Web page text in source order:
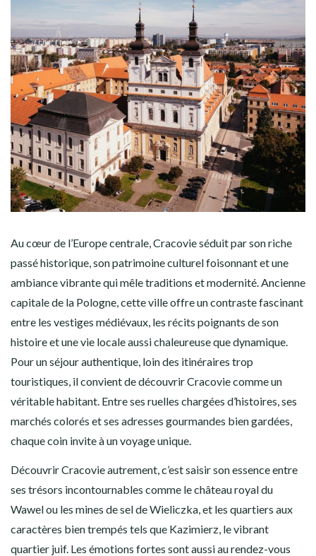
Au cœur de l’Europe centrale, Cracovie séduit par son riche
passé historique, son patrimoine culturel foisonnant et une
ambiance vibrante qui mêle traditions et modernité. Ancienne
capitale de la Pologne, cette ville offre un contraste fascinant
entre les vestiges médiévaux, les récits poignants de son
histoire et une vie locale aussi chaleureuse que dynamique.
Pour un séjour authentique, loin des itinéraires trop
touristiques, il convient de découvrir Cracovie comme un
véritable habitant. Entre ses ruelles chargées d’histoires, ses
marchés colorés et ses adresses gourmandes bien gardées,
chaque coin invite à un voyage unique.
Découvrir Cracovie autrement, c’est saisir son essence entre
ses trésors incontournables comme le château royal du
Wawel ou les mines de sel de Wieliczka, et les quartiers aux
caractères bien trempés tels que Kazimierz, le vibrant
quartier juif. Les émotions fortes sont aussi au rendez-vous